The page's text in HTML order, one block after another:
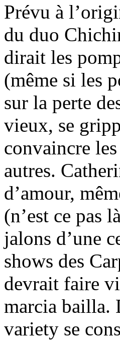
Prévu à
du duo
dirait les
(même si les
sur la perte
vieux, se
convaincre
autres.
d’amour,
(n’est ce pas
jalons d’une
shows des
devrait faire
marcia bailla.
variety se